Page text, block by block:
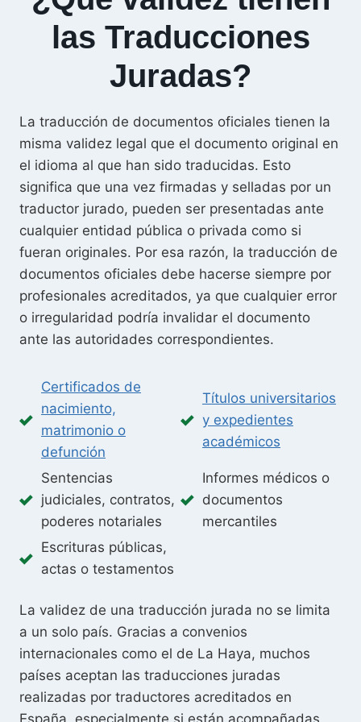
:
las Traducciones
Juradas?
La traducción de documentos oficiales tienen la
misma validez legal que el documento original en
el idioma al que han sido traducidas. Esto
significa que una vez firmadas y selladas por un
traductor jurado, pueden ser presentadas ante
cualquier entidad pública o privada como si
fueran originales. Por esa razón, la traducción de
documentos oficiales debe hacerse siempre por
profesionales acreditados, ya que cualquier error
o irregularidad podría invalidar el documento
ante las autoridades correspondientes.
Certificados de
nacimiento,
matrimonio o
defunción
Títulos universitarios
y expedientes
académicos
Sentencias
judiciales, contratos,
poderes notariales
Informes médicos o
documentos
mercantiles
Escrituras públicas,
actas o testamentos
La validez de una traducción jurada no se limita
a un solo país. Gracias a convenios
internacionales como el de La Haya, muchos
países aceptan las traducciones juradas
realizadas por traductores acreditados en